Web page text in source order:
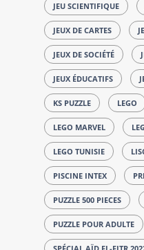
JEU SCIENTIFIQUE
JEUX DE CARTES
JEUX DE SOCIÉTÉ
JEUX ÉDUCATIFS
KS PUZZLE LEGO
LEGO MARVEL
LEGO TUNISIE
PISCINE INTEX
PUZZLE 500 PIECES
PUZZLE POUR ADULTE